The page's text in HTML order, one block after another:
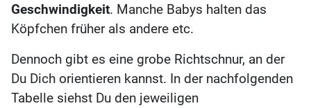
Geschwindigkeit. Manche Babys halten das
Köpfchen früher als andere etc.
Dennoch gibt es eine grobe Richtschnur, an der
Du Dich orientieren kannst. In der nachfolgenden
Tabelle siehst Du den jeweiligen